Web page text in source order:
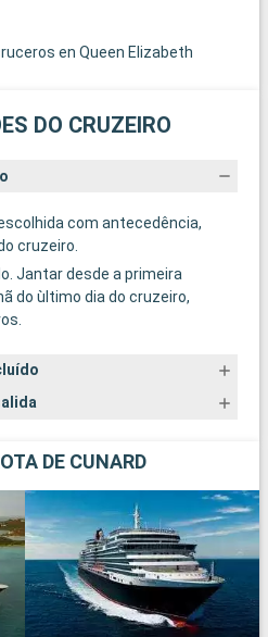
en Queen Elizabeth
DO CRUZEIRO
com antecedência,
cruzeiro.
Jantar desde a primeira
do ùltimo dia do cruzeiro,
DE CUNARD